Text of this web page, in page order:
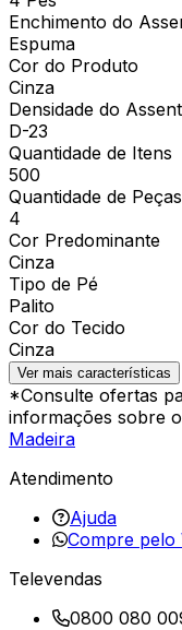
Enchimento do
Espuma
Cor do Produto
Cinza
Densidade do
D-23
Quantidade de Itens
500
Quantidade de Peças
4
Cor Predominante
Cinza
Tipo de Pé
Palito
Cor do Tecido
Cinza
Ver mais características
*Consulte ofertas
informações sobre
Madeira
Atendimento
Ajuda
Compre pelo
Televendas
0800 080